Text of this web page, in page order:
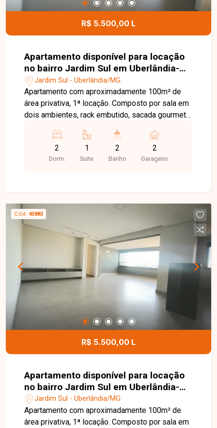
lavar. Entre em contato para mais informações e
agende sua visita.
R$ 5.500,00 L
Apartamento disponível para locação
no bairro Jardim Sul em Uberlândia-
MGJardim Sul - Uberlândia/MG
Apartamento com aproximadamente 100m² de
área privativa, 1ª locação. Composto por sala em
dois ambientes, rack embutido, sacada gourmet
quartos com armários embutidos sendo 1 suíte,
banheiro social, cozinha planejada com armários
e cooktop, gás encanado, conjugado com área de
2
Dorm.
1
Suite
2
Banho
2
Garagens
Cód. 45883
R$ 5.500,00 L
Apartamento disponível para locação
no bairro Jardim Sul em Uberlândia-
MGJardim Sul - Uberlândia/MG
Apartamento com aproximadamente 100m² de
área privativa, 1ª locação. Composto por sala em